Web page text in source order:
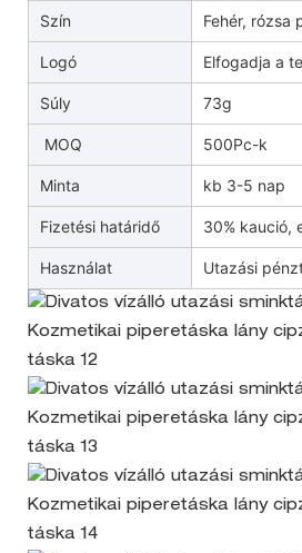
Szín Fehér, rózsa
Logó Elfogadja a
Súly 73g
MOQ 500Pc-k
Minta kb 3-5 nap
Fizetési határidő 30% kaució,
Használat Utazási